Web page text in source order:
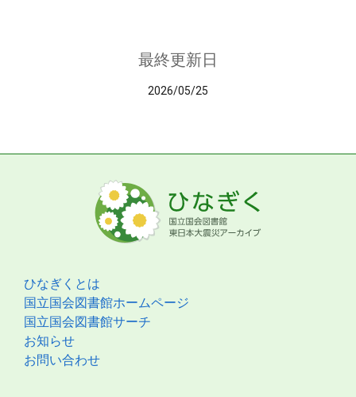
最終更新日
2026/05/25
ひなぎくとは
国立国会図書館ホームページ
国立国会図書館サーチ
お知らせ
お問い合わせ